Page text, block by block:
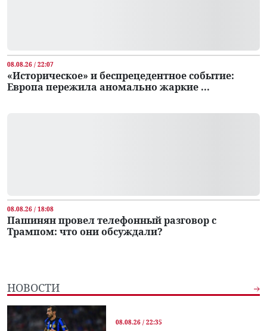
08.08.26 / 22:07
«Историческое» и беспрецедентное событие:
Европа пережила аномально жаркие ...
08.08.26 / 18:08
Пашинян провел телефонный разговор с
Трампом: что они обсуждали?
НОВОСТИ
08.08.26 / 22:35